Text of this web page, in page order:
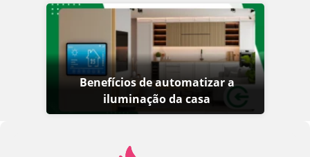
Benefícios de automatizar a
iluminação da casa